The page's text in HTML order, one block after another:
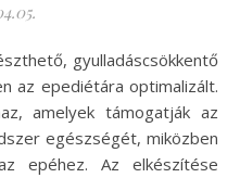
az epediétára optimalizált.
amelyek támogatják az
egészségét, miközben
epéhez. Az elkészítése